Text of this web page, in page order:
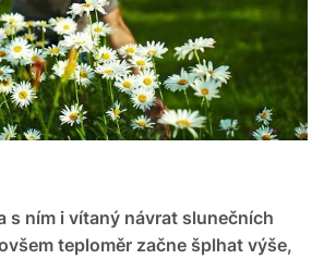
s ním i vítaný návrat slunečních
teploměr začne šplhat výše,